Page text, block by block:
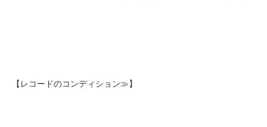
【レコードのコンディション≫】